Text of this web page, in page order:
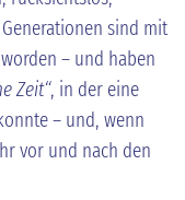
sind mit
– und haben
Zeit“, in der eine
– und, wenn
vor und nach den